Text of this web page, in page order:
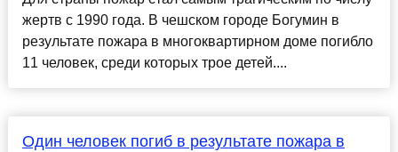
жертв с 1990 года. В чешском городе Богумин в
результате пожара в многоквартирном доме погибло
11 человек, среди которых трое детей....
Один человек погиб в результате пожара в